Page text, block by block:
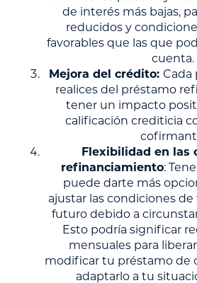
de interés más bajas,
reducidos y
favorables que las que
cuenta.
Mejora del crédito: Cada
realices del préstamo
tener un impacto
calificación crediticia
Flexibilidad en las
refinanciamiento:
puede darte más
ajustar las condiciones
futuro debido a
Esto podría significar
mensuales para
modificar tu préstamo de
adaptarlo a tu